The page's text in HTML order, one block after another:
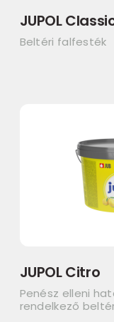
JUPOL
Beltéri falfesték
JUPOL Citro
Penész elleni
rendelkező